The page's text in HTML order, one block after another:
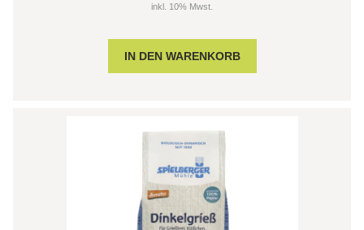
inkl. 10% Mwst.